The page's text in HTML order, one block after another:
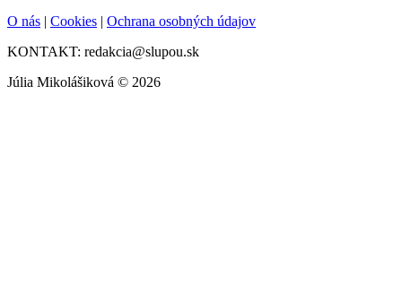
O nás | Cookies | Ochrana osobných údajov
KONTAKT: redakcia@slupou.sk
Júlia Mikolášiková © 2026